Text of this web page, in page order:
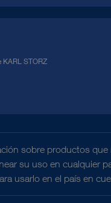
STORZ
sobre productos
su uso en cualquier
usarlo en el país en